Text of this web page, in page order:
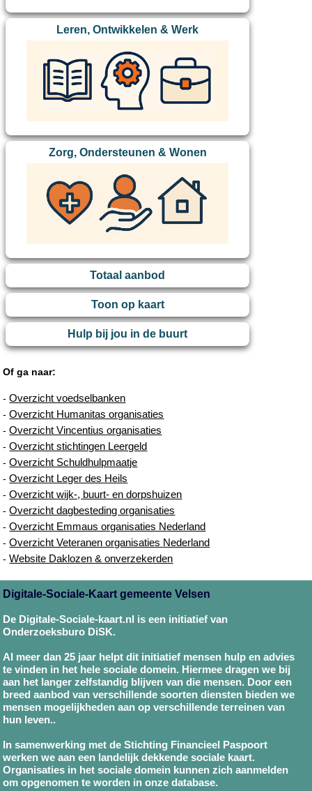
Leren, Ontwikkelen & Werk
Zorg, Ondersteunen & Wonen
Totaal aanbod
Toon op kaart
Hulp bij jou in de buurt
Of ga naar:
-Overzicht voedselbanken
-Overzicht Humanitas organisaties
-Overzicht Vincentius organisaties
-Overzicht stichtingen Leergeld
-Overzicht Schuldhulpmaatje
-Overzicht Leger des Heils
-Overzicht wijk-, buurt- en dorpshuizen
-Overzicht dagbesteding organisaties
-Overzicht Emmaus organisaties Nederland
-Overzicht Veteranen organisaties Nederland
-Website Daklozen & onverzekerden
Digitale-Sociale-Kaart gemeente Velsen
De Digitale-Sociale-kaart.nl is een initiatief van
Onderzoeksburo DiSK.
Al meer dan 25 jaar helpt dit initiatief mensen hulp en advies
te vinden in het hele sociale domein. Hiermee dragen we bij
aan het langer zelfstandig blijven van die mensen. Door een
breed aanbod van verschillende soorten diensten bieden we
mensen mogelijkheden aan op verschillende terreinen van
hun leven..
In samenwerking met de Stichting Financieel Paspoort
werken we aan een landelijk dekkende sociale kaart.
Organisaties in het sociale domein kunnen zich aanmelden
om opgenomen te worden in onze database.